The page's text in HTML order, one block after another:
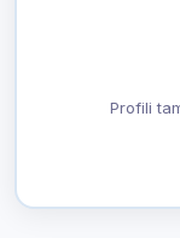
Profili